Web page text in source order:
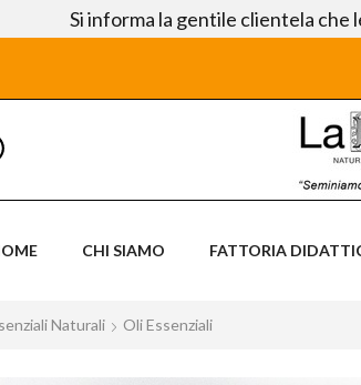
Si informa la gentile clientela che
CHI SIAMO FATTORIA
Naturali Oli Essenziali